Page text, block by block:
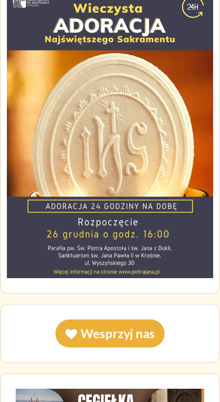
Wesprzyj nas